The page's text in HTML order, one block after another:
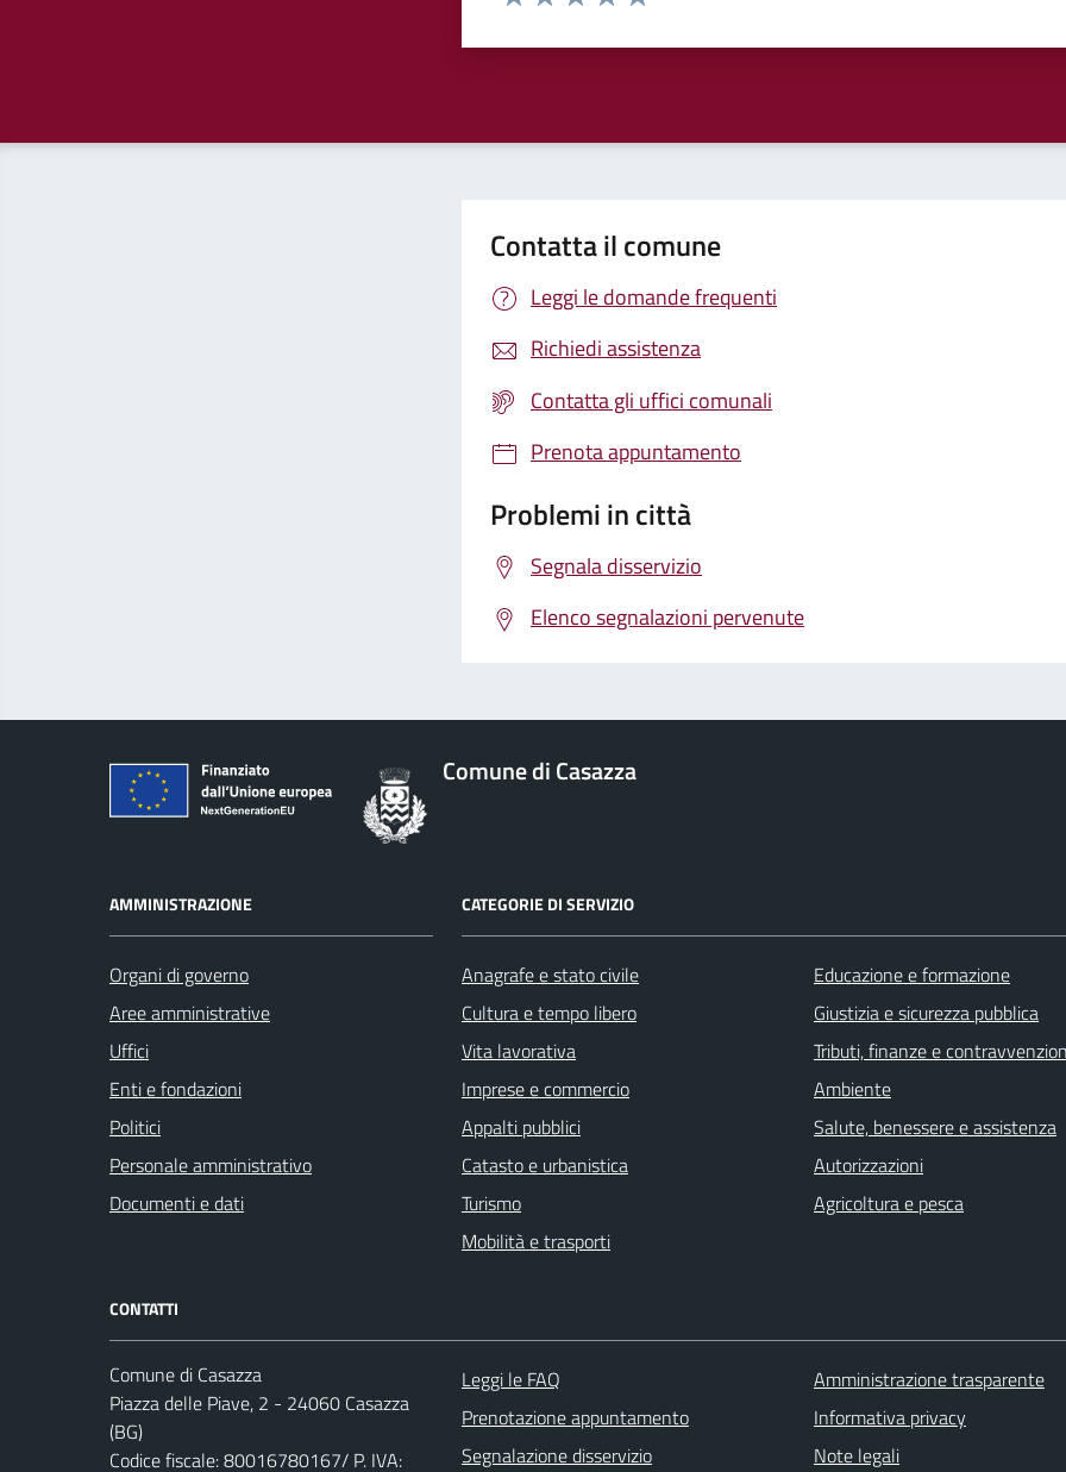
Contatta il comune
Leggi le domande frequenti
Richiedi assistenza
Contatta gli uffici comunali
Prenota appuntamento
Problemi in città
Segnala disservizio
Elenco segnalazioni pervenute
Comune di Casazza
AMMINISTRAZIONE
Organi di governo
Aree amministrative
Uffici
Enti e fondazioni
Politici
Personale amministrativo
Documenti e dati
CATEGORIE DI SERVIZIO
Anagrafe e stato civile
Cultura e tempo libero
Vita lavorativa
Imprese e commercio
Appalti pubblici
Catasto e urbanistica
Turismo
Mobilità e trasporti
Educazione e formazione
Giustizia e sicurezza pubblica
Tributi, finanze e
Ambiente
Salute, benessere e assistenza
Autorizzazioni
Agricoltura e pesca
CONTATTI
Comune di Casazza
Piazza delle Piave, 2 - 24060 Casazza
(BG)
Codice fiscale: 80016780167/ P. IVA:
Leggi le FAQ
Prenotazione appuntamento
Segnalazione disservizio
Amministrazione trasparente
Informativa privacy
Note legali